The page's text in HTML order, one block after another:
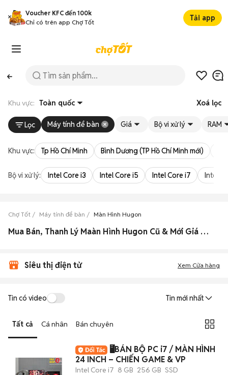
Voucher KFC đến 100k
Chỉ có trên app Chợ Tốt
Tải app
Khu vực: Toàn quốc Xoá lọc
Lọc Máy tính để bàn Giá Bộ vi xử lý RAM
Khu vực: Tp Hồ Chí Minh Bình Dương (TP Hồ Chí Minh mới)
Bộ vi xử lý: Intel Core i3 Intel Core i5 Intel Core i7 Intel
Chợ Tốt Máy tính để bàn Màn Hình Hugon
Mua Bán, Thanh Lý Maàn Hình Hugon Cũ & Mới Giá Rẻ
Siêu thị điện tử Xem Cửa hàng
Tin có video Tin mới nhất
Tất cả Cá nhân Bán chuyên
🖥️BÁN BỘ PC i7 / MÀN HÌNH
24 INCH – CHIẾN GAME & VP
Intel Core i7 8 GB 256 GB SSD